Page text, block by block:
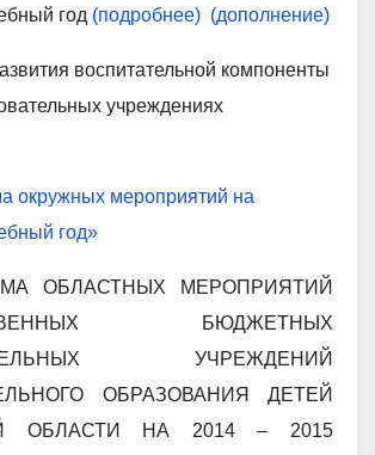
год (подробнее) (дополнение)
воспитательной компоненты
учреждениях
окружных мероприятий на
год»
ОБЛАСТНЫХ МЕРОПРИЯТИЙ
БЮДЖЕТНЫХ
УЧРЕЖДЕНИЙ
ОБРАЗОВАНИЯ ДЕТЕЙ
ОБЛАСТИ НА 2014 – 2015